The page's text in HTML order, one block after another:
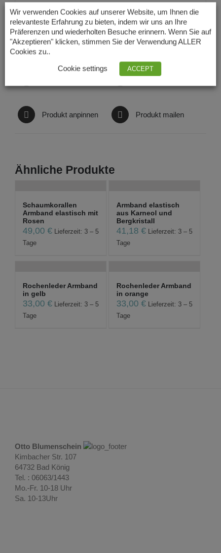
Produkt twittern
Produkt anpinnen Produkt mailen
Ähnliche Produkte
Schaumkorallen
Armband elastisch mit
Rosen
49,00 €
Lieferzeit: 3 – 5
Tage
Armband elastisch
aus Karneol und
Bergkristall
41,18€
Lieferzeit: 3 – 5
Tage
Rochenleder Armband
in gelb
33,00 €
Lieferzeit: 3 – 5
Tage
Rochenleder Armband
in orange
33,00€
Lieferzeit: 3 – 5
Tage
Otto Blumenschein
Kimbacher Str. 107
64732 Bad König
Tel. : 06063/1443
Mo.-Fr. 10-18 Uhr
Sa. 10-13Uhr
Wir verwenden Cookies auf unserer Website, um Ihnen die
relevanteste Erfahrung zu bieten, indem wir uns an Ihre
Präferenzen und wiederholten Besuche erinnern. Wenn Sie auf
"Akzeptieren" klicken, stimmen Sie der Verwendung ALLER
Cookies zu..
Cookie settings ACCEPT